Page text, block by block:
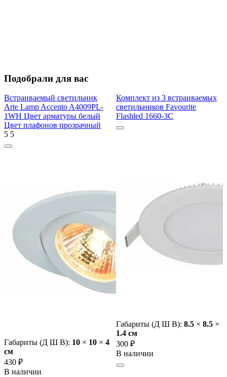
Подобрали для вас
Встраиваемый светильник
Arte Lamp Accento A4009PL-
1WH Цвет арматуры белый
Цвет плафонов прозрачный
5 5
Габариты (Д Ш В): 10 × 10 × 4
cм
430 ₽
В наличии
Комплект из 3 встраиваемых
светильников Favourite
Flashled 1660-3C
Габариты (Д Ш В): 8.5 × 8.5 ×
1.4 cм
300 ₽
В наличии